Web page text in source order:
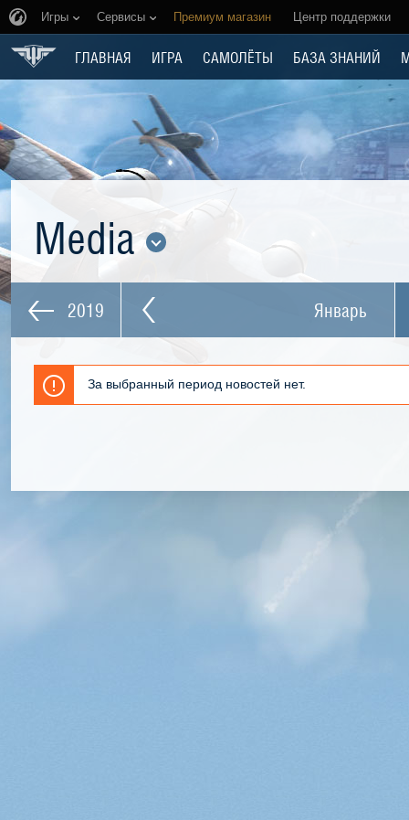
Игры Сервисы Премиум магазин Центр поддержки
ГЛАВНАЯ ИГРА САМОЛЁТЫ БАЗА ЗНАНИЙ
Media
2019 Январь
За выбранный период новостей нет.